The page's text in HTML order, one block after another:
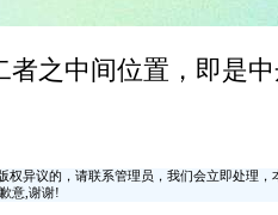
之中间位置，即是
异议的，请联系管理员，我们会立即处理
意,谢谢!